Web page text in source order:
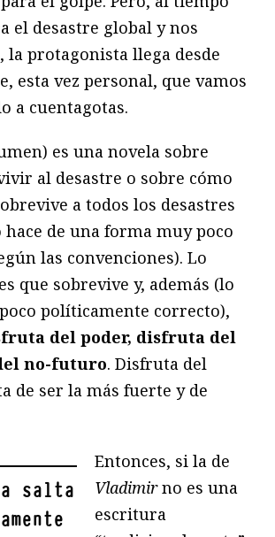
el desastre global y nos
la protagonista llega desde
esta vez personal, que vamos
a cuentagotas.
es una novela sobre
al desastre o sobre cómo
a todos los desastres
de una forma muy poco
las convenciones). Lo
que sobrevive y, además (lo
políticamente correcto),
del poder, disfruta del
no-futuro. Disfruta del
de ser la más fuerte y de
salta
Entonces, si la de
Vladimirno es una
escritura